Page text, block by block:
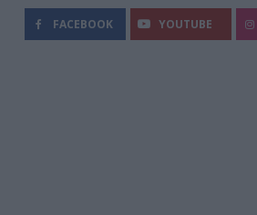
FACEBOOK YOUTUBE